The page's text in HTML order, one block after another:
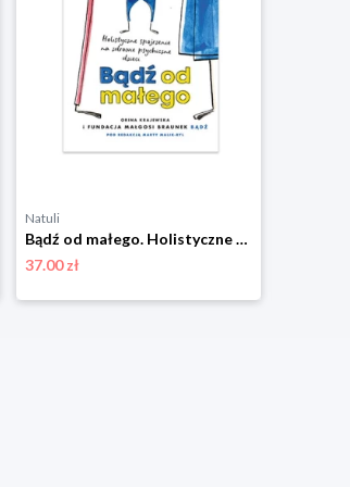
Natuli
Bądź od małego. Holistyczne spojrzenie na zdrowie psychiczne dzieci Sensus
37.00 zł